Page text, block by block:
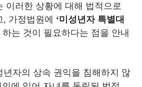
이러한 상황에 대해 법적으로
가정법원에 ‘미성년자 특별대
하는 것이 필요하다는 점을 안내
년자의 상속 권익을 침해하지 않